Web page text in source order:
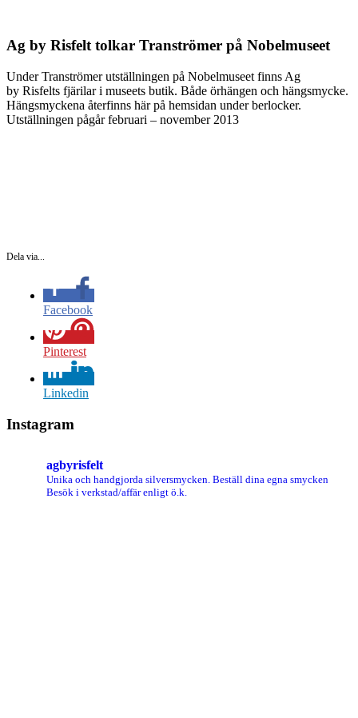
Ag by Risfelt tolkar Tranströmer på Nobelmuseet
Under Tranströmer utställningen på Nobelmuseet finns Ag
by Risfelts fjärilar i museets butik. Både örhängen och hängsmycke.
Hängsmyckena återfinns här på hemsidan under berlocker.
Utställningen pågår februari – november 2013
Dela via...
Facebook
Pinterest
Linkedin
Instagram
agbyrisfelt
Unika och handgjorda silversmycken. Beställ dina egna smycken
Besök i verkstad/affär enligt ö.k.